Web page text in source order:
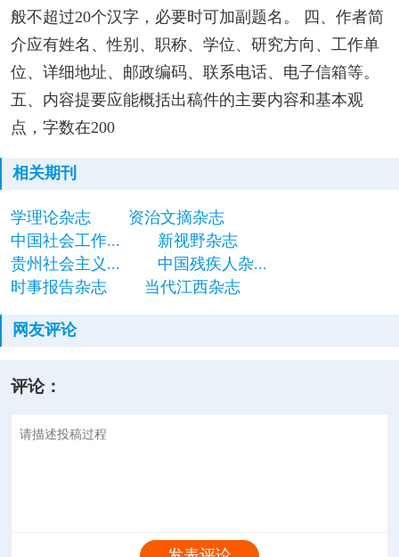
般不超过20个汉字，必要时可加副题名。 四、作者简
介应有姓名、性别、职称、学位、研究方向、工作单
位、详细地址、邮政编码、联系电话、电子信箱等。
五、内容提要应能概括出稿件的主要内容和基本观
点，字数在200
相关期刊
学理论杂志
资治文摘杂志
中国社会工作...
新视野杂志
贵州社会主义...
中国残疾人杂...
时事报告杂志
当代江西杂志
网友评论
评论：